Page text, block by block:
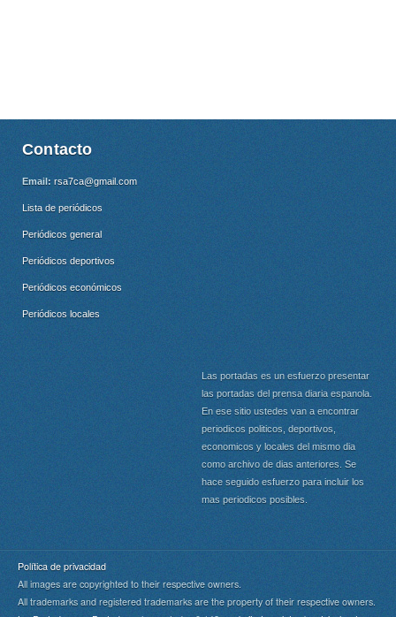
Contacto
Email: rsa7ca@gmail.com
Lista de periódicos
Periódicos general
Periódicos deportivos
Periódicos económicos
Periódicos locales
Las portadas es un esfuerzo presentar
las portadas del prensa diaria espanola.
En ese sitio ustedes van a encontrar
periodicos politicos, deportivos,
economicos y locales del mismo dia
como archivo de dias anteriores. Se
hace seguido esfuerzo para incluir los
mas periodicos posibles.
Política de privacidad
All images are copyrighted to their respective owners.
All trademarks and registered trademarks are the property of their respective owners.